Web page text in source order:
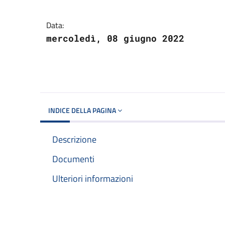
Data:
mercoledì, 08 giugno 2022
INDICE DELLA PAGINA
Descrizione
Documenti
Ulteriori informazioni